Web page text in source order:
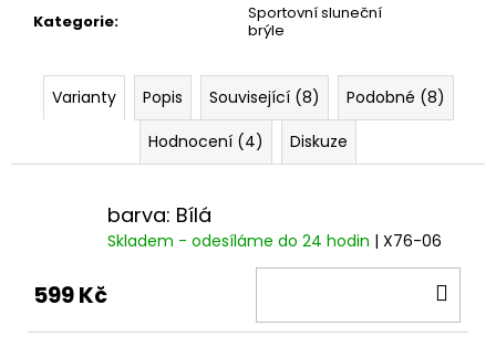
Kategorie:
Sportovní sluneční
brýle
Varianty Popis Související (8)
Podobné (8)
Hodnocení (4)
Diskuze
barva: Bílá
Skladem - odesíláme do 24 hodin | X76-06
599 Kč